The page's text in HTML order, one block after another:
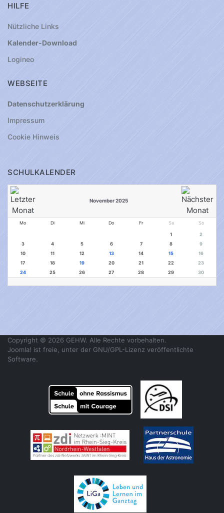
HILFE
Nützliche Links
Kalender-Download
Logineo
WEBSEITE
Datenschutzerklärung
Impressum
Cookie Hinweis
SCHULKALENDER
November 2025
Mo Di Mi Do Fr Sa So
1
2
3
4 5 6 7 8
9
10
11 12 13 14 15
16
17
18 19 20 21 22
23
24
25 26 27 28 29 30
Copyright © 2026 GEHW. Alle Rechte vorbehalten.
Joomla! ist freie, unter der GNU/GPL-Lizenz veröffentlichte
Software.